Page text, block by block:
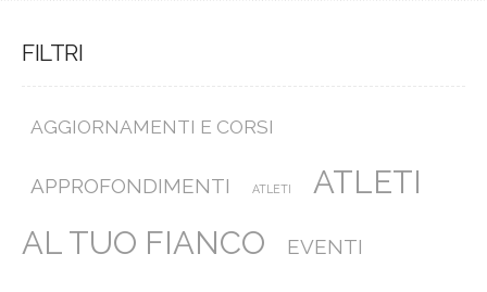
FILTRI
AGGIORNAMENTI E CORSI
APPROFONDIMENTI ATLETI
ATLETI
AL TUO FIANCO
EVENTI